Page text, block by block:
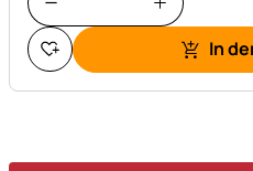
In